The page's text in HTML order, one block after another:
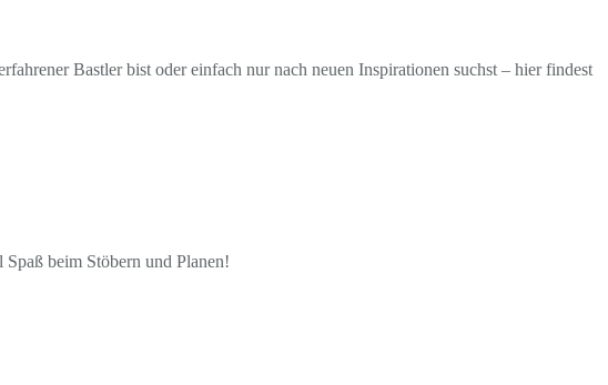
Bastler bist oder einfach nur nach neuen Inspirationen suchst – hier findest
beim Stöbern und Planen!